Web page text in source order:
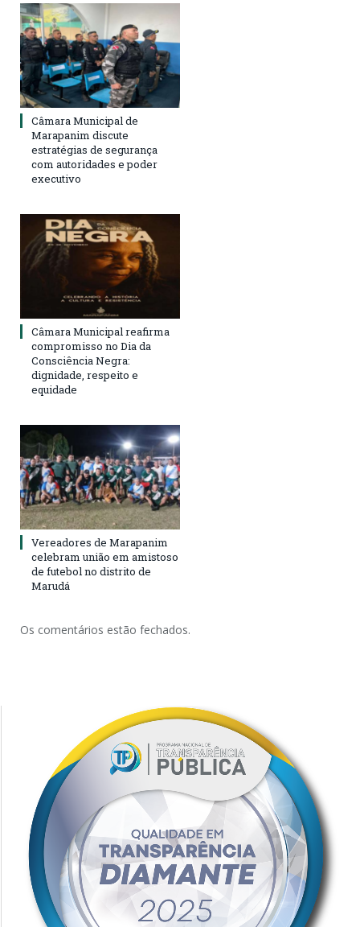
Câmara Municipal de
Marapanim discute
estratégias de segurança
com autoridades e poder
executivo
Câmara Municipal reafirma
compromisso no Dia da
Consciência Negra:
dignidade, respeito e
equidade
Vereadores de Marapanim
celebram união em amistoso
de futebol no distrito de
Marudá
Os comentários estão fechados.